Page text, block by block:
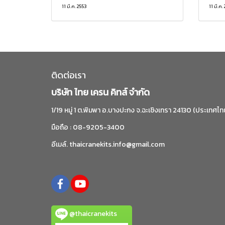
11 มี.ค. 2553 11 มี.ค.
ติดต่อเรา
บริษัท ไทย เครน คิทส์ จำกัด
1/19 หมู่ 1 ต.พิมพา อ.บางปะกง จ.ฉะเชิงเทรา 24130 (ประเทศไ
มือถือ : 08-9205-3400
อีเมล์. thaicranekits.info@gmail.com
@thaicranekits